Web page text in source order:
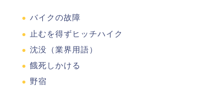
バイクの故障
止むを得ずヒッチハイク
沈没（業界用語）
餓死しかける
野宿